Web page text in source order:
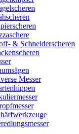
& Schneiderscheren
Messer